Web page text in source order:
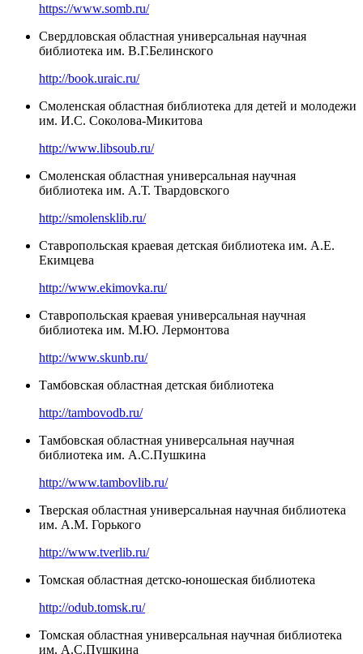
https://www.somb.ru/
Свердловская областная универсальная научная
библиотека им. В.Г.Белинского
http://book.uraic.ru/
Смоленская областная библиотека для детей и молодежи
им. И.С. Соколова-Микитова
http://www.libsoub.ru/
Смоленская областная универсальная научная
библиотека им. А.Т. Твардовского
http://smolensklib.ru/
Ставропольская краевая детская библиотека им. А.Е.
Екимцева
http://www.ekimovka.ru/
Ставропольская краевая универсальная научная
библиотека им. М.Ю. Лермонтова
http://www.skunb.ru/
Тамбовская областная детская библиотека
http://tambovodb.ru/
Тамбовская областная универсальная научная
библиотека им. А.С.Пушкина
http://www.tambovlib.ru/
Тверская областная универсальная научная библиотека
им. А.М. Горького
http://www.tverlib.ru/
Томская областная детско-юношеская библиотека
http://odub.tomsk.ru/
Томская областная универсальная научная библиотека
им. А.С.Пушкина